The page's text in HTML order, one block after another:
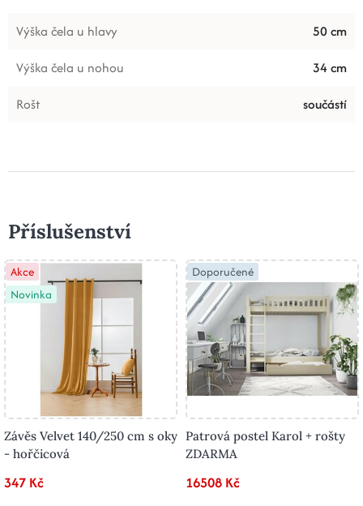
Výška čela u hlavy
50 cm
Výška čela u nohou
34 cm
Rošt
součástí
Příslušenství
Akce
Novinka
Závěs Velvet 140/250 cm s oky
- hořčicová
347 Kč
Doporučené
Patrová postel Karol + rošty
ZDARMA
16508 Kč